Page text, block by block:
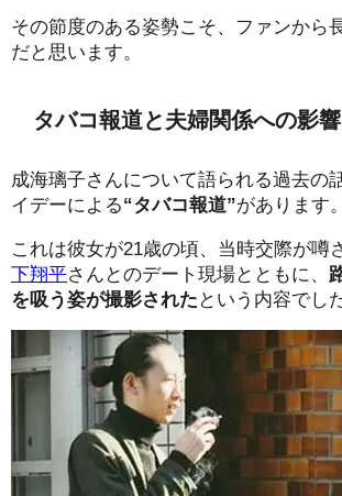
その節度のある姿勢こそ、ファンから
だと思います。
タバコ報道と夫婦関係への影
成海璃子さんについて語られる過去の
イデーによる“タバコ報道”があります。
これは彼女が21歳の頃、当時交際が噂
下翔平さんとのデート現場とともに、
を吸う姿が撮影された という内容でし